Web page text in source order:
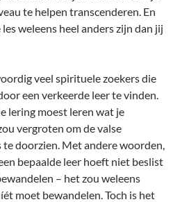
te helpen transcenderen. En
weleens heel anders zijn dan jij
veel spirituele zoekers die
een verkeerde leer te vinden.
lering moest leren wat je
vergroten om de valse
doorzien. Met andere woorden,
bepaalde leer hoeft niet beslist
– het zou weleens
moet bewandelen. Toch is het